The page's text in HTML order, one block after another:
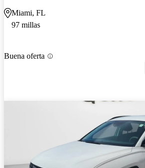
Miami, FL
97 millas
Buena oferta